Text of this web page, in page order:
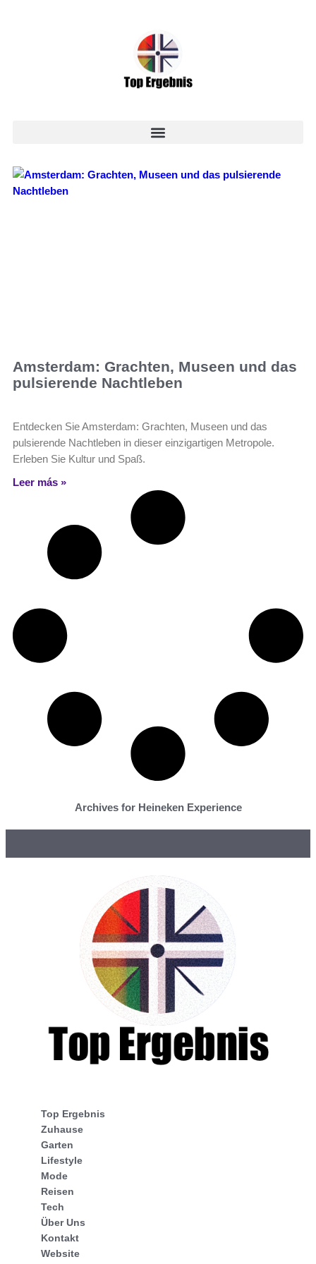
Amsterdam: Grachten, Museen und das
pulsierende Nachtleben
Entdecken Sie Amsterdam: Grachten, Museen und das
pulsierende Nachtleben in dieser einzigartigen Metropole.
Erleben Sie Kultur und Spaß.
Leer más »
Archives for Heineken Experience
Top Ergebnis
Zuhause
Garten
Lifestyle
Mode
Reisen
Tech
Über Uns
Kontakt
Website